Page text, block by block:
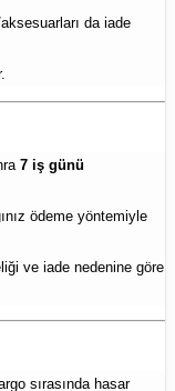
da iade
7 iş günü
ödeme yöntemiyle
ve iade nedenine göre
sırasında hasar